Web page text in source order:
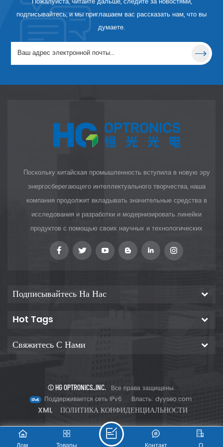
может быть связано с
отражением, поглощением или
их комбинацией. Пропускание
в полосе пропускания можно
улучшить за счет
антиотражающего покрытия
подписывайтесь, и мы приглашаем вас рассказать нам, что вы
думаете.
Поскольку китайская промышленность вступила в новую эру
энергосберегающего интеллектуального творчества, наша
компания продолжит вкладывать значительные средства в
исследования и разработки и модернизировать линейки
продуктов с помощью своих научных и технологических
инноваций, чтобы предоставить клиентам
Подписывайтесь На Нас
Hot Tags
Свяжитесь С Нами
© HG OPTRONICS.,INC. Все права защищены.
Поддерживается сеть IPv6
Власть: dyyseo.com
XML ПОЛИТИКА КОНФИДЕНЦИАЛЬНОСТИ